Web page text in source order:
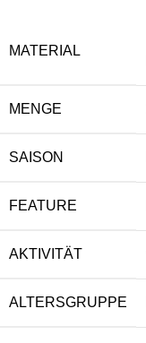
MATERIAL
MENGE
SAISON
FEATURE
AKTIVITÄT
ALTERSGRUPPE